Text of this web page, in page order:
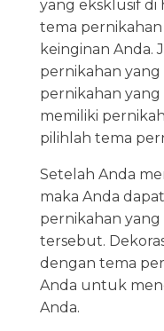
yang eksklusif di
tema
keinginan Anda.
pernikahan yang
pernikahan yang
memiliki
pilihlah tema
Setelah Anda
maka Anda
pernikahan yang
tersebut.
dengan tema
Anda untuk
Anda.